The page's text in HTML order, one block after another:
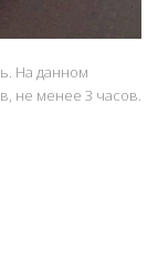
На данном
не менее 3 часов.